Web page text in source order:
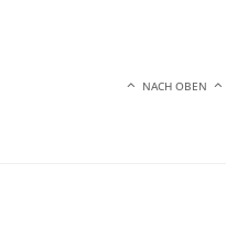
NACH OBEN